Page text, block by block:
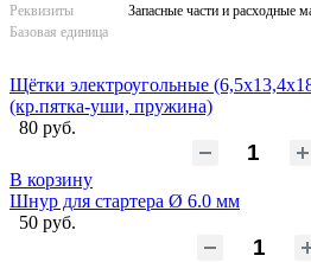
Реквизиты
Запасные части и расходные
Базовая единица
Щётки электроугольные
(кр.пятка-уши, пружина)
80 руб.
В корзину
Шнур для стартера Ø 6.0 мм
50 руб.